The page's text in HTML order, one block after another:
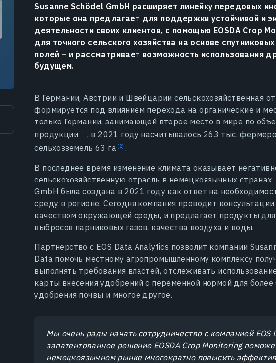
Susanne Schödel GmbH расширяет линейку передовых
которые она предлагает для поддержки устойчивой и
деятельности своих клиентов, с помощью EOSDA Crop
для точного сельского хозяйства на основе
полей – и рассматривает возможность использования
будущем.
В Германии, Австрии и Швейцарии сельскохозяйственная
формируется под влиянием перехода на органические и
только Германии, занимающей второе место в мире по
продукции
, в 2021 году насчитывалось 263 тыс.
сельхозземель 63 га
.
В последнее время изменение климата оказывает
сельскохозяйственную отрасль в немецкоязычных
GmbH была создана в 2021 году как ответ на
среду в регионе. Сегодня компания проводит
качеством окружающей среды, и предлагает продукты для
выбросов парниковых газов, качества воздуха и воды.
Партнерство с EOS Data Analytics позволит компании
Data помочь местному агропромышленному комплексу
выполнять требования властей, отслеживать
карты внесения удобрений с переменной нормой для
удобрения почвы и многое другое.
Мы очень рады начать сотрудничество с компанией EOS
запатентованное решение EOSDA Crop Monitoring
немецкоязычном рынке многократно повысить